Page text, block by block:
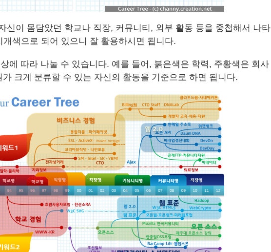
신이 몸담았던 학교나 직장, 커뮤니티, 외부 활동 등을 중첩해서 나타
개색으로 되어 있으니 잘 활용하시면 됩니다.
에 따라 나눌 수 있습니다. 예를 들어, 붉은색은 학력, 주황색은 회사
크게 분류할 수 있는 자신의 활동을 기준으로 하면 됩니다.